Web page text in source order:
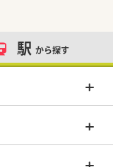
駅 から探す